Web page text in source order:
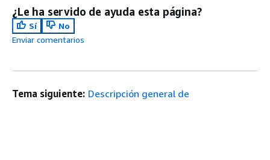
¿Le ha servido de ayuda esta página?
Sí
No
Enviar comentarios
Tema siguiente: Descripción general de